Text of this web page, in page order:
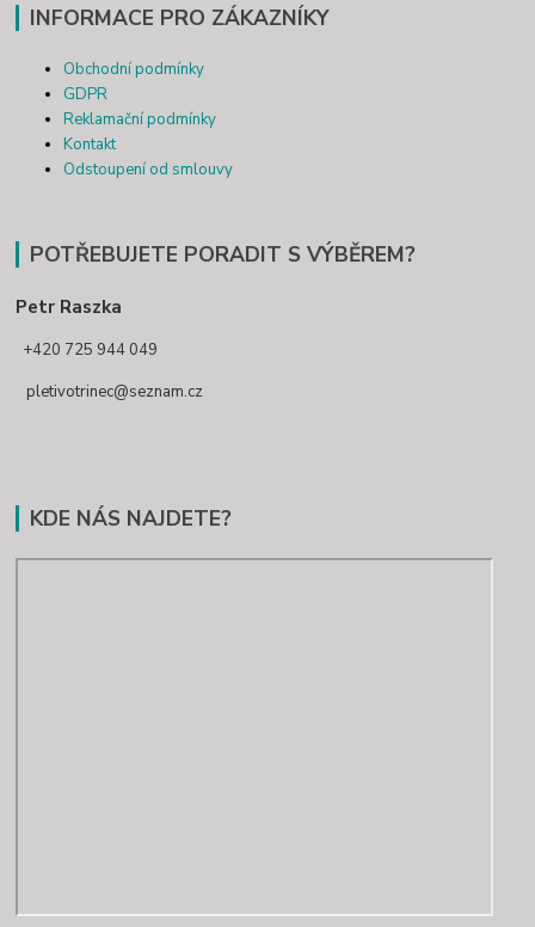
INFORMACE PRO ZÁKAZNÍKY
Obchodní podmínky
GDPR
Reklamační podmínky
Kontakt
Odstoupení od smlouvy
POTŘEBUJETE PORADIT S VÝBĚREM?
Petr Raszka
+420 725 944 049
pletivotrinec@seznam.cz
KDE NÁS NAJDETE?